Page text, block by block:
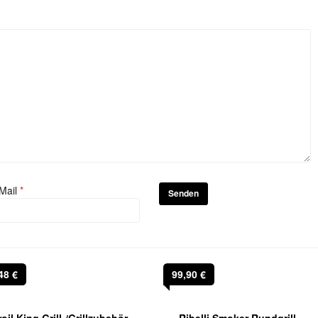
*
€ 99,90€